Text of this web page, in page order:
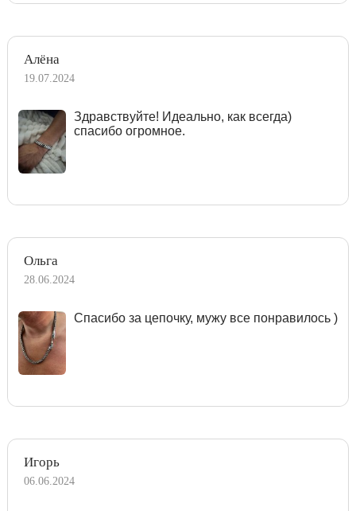
Алёна
19.07.2024
Здравствуйте! Идеально, как всегда)
спасибо огромное.
Ольга
28.06.2024
Спасибо за цепочку, мужу все понравилось )
Игорь
06.06.2024